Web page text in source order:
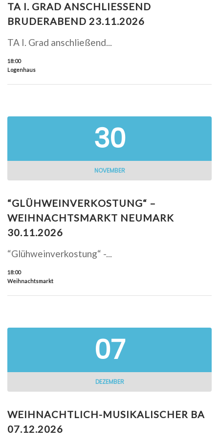
TA I. GRAD ANSCHLIESSEND B
RUDERABEND 23.11.2026
TA I. Grad anschließend...
18:00
Logenhaus
30
NOVEMBER
“GLÜHWEINVERKOSTUNG“ –
WEIHNACHTSMARKT NEUMARK
30.11.2026
“Glühweinverkostung“ -...
18:00
Weihnachtsmarkt
07
DEZEMBER
WEIHNACHTLICH-MUSIKALISCHER BA
07.12.2026